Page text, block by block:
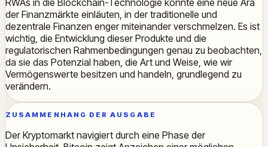
RWAs in die Blockchain-Technologie könnte eine neue Ära
der Finanzmärkte einläuten, in der traditionelle und
dezentrale Finanzen enger miteinander verschmelzen. Es ist
wichtig, die Entwicklung dieser Produkte und die
regulatorischen Rahmenbedingungen genau zu beobachten,
da sie das Potenzial haben, die Art und Weise, wie wir
Vermögenswerte besitzen und handeln, grundlegend zu
verändern.
ZUSAMMENHANG DER AUSGABE
Der Kryptomarkt navigiert durch eine Phase der